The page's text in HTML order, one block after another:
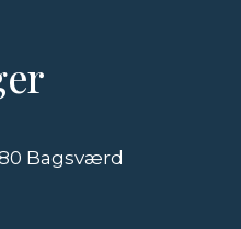
Bagsværd